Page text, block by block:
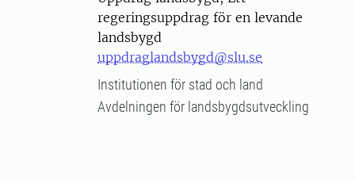
regeringsuppdrag för en levande
landsbygd
uppdraglandsbygd@slu.se
Institutionen för stad och land
Avdelningen för landsbygdsutveckling